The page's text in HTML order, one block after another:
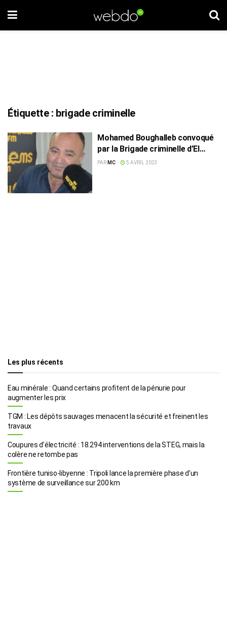
Étiquette : brigade criminelle
Mohamed Boughalleb convoqué
par la Brigade criminelle d’El
Gorjani
PAR MC 5 AVRIL 2023
Les plus récents
Eau minérale : Quand certains profitent de la pénurie pour
augmenter les prix
TGM : Les dépôts sauvages menacent la sécurité et freinent les
travaux
Coupures d’électricité : 18.294 interventions de la STEG, mais la
colère ne retombe pas
Frontière tuniso-libyenne : Tripoli lance la première phase d’un
système de surveillance sur 200 km